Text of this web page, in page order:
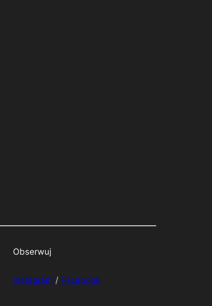
Obserwuj
Instagram / Facebook